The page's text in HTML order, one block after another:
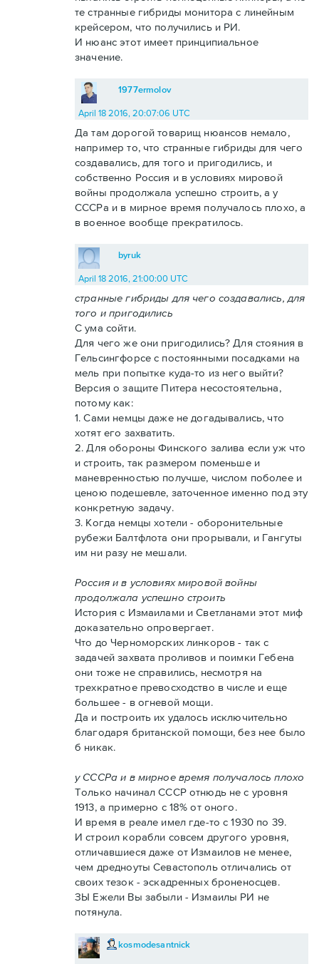
те странные гибриды монитора с линейным
крейсером, что получились и РИ.
И нюанс этот имеет принципиальное
значение.
1977ermolov
April 18 2016, 20:07:06 UTC
Да там дорогой товарищ нюансов немало,
например то, что странные гибриды для чего
создавались, для того и пригодились, и
собственно Россия и в условиях мировой
войны продолжала успешно строить, а у
СССРа и в мирное время получалось плохо, а
в военное вообще прекратилось.
byruk
April 18 2016, 21:00:00 UTC
странные гибриды для чего создавались, для
того и пригодились
С ума сойти.
Для чего же они пригодились? Для стояния в
Гельсингфорсе с постоянными посадками на
мель при попытке куда-то из него выйти?
Версия о защите Питера несостоятельна,
потому как:
1. Сами немцы даже не догадывались, что
хотят его захватить.
2. Для обороны Финского залива если уж что
и строить, так размером поменьше и
маневренностью получше, числом поболее и
ценою подешевле, заточенное именно под эту
конкретную задачу.
3. Когда немцы хотели - оборонительные
рубежи Балтфлота они прорывали, и Гангуты
им ни разу не мешали.
Россия и в условиях мировой войны
продолжала успешно строить
История с Измаилами и Светланами этот миф
доказательно опровергает.
Что до Черноморских линкоров - так с
задачей захвата проливов и поимки Гебена
они тоже не справились, несмотря на
трехкратное превосходство в числе и еще
большее - в огневой мощи.
Да и построить их удалось исключительно
благодаря британской помощи, без нее было
б никак.
у СССРа и в мирное время получалось плохо
Только начинал СССР отнюдь не с уровня
1913, а примерно с 18% от оного.
И время в реале имел где-то с 1930 по 39.
И строил корабли совсем другого уровня,
отличавшиеся даже от Измаилов не менее,
чем дредноуты Севастополь отличались от
своих тезок - эскадренных броненосцев.
ЗЫ Ежели Вы забыли - Измаилы РИ не
потянула.
kosmodesantnick